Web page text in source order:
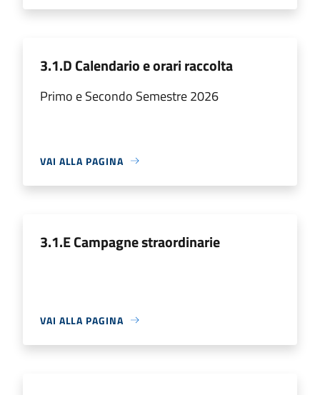
3.1.D Calendario e orari raccolta
Primo e Secondo Semestre 2026
VAI ALLA PAGINA
3.1.E Campagne straordinarie
VAI ALLA PAGINA